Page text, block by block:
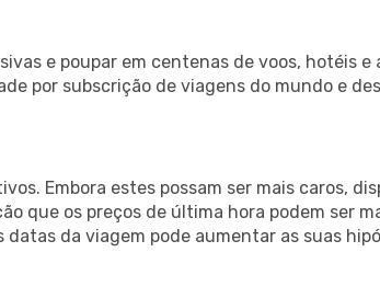
e poupar em centenas de voos, hotéis
por subscrição de viagens do mundo e
Embora estes possam ser mais caros,
que os preços de última hora podem ser
da viagem pode aumentar as suas